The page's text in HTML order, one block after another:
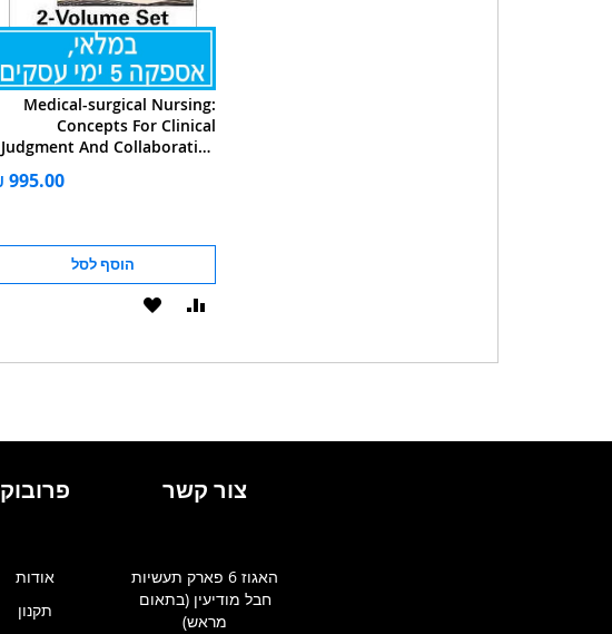
Medical-surgical Nursing:
Concepts For Clinical
Judgment And Collaborative
הוסף לסל
הוסף
צור קשר
האגוז 6 פארק תעשיות
חבל מודיעין (בתאום
מראש)
פרובוק
אודות
תקנון